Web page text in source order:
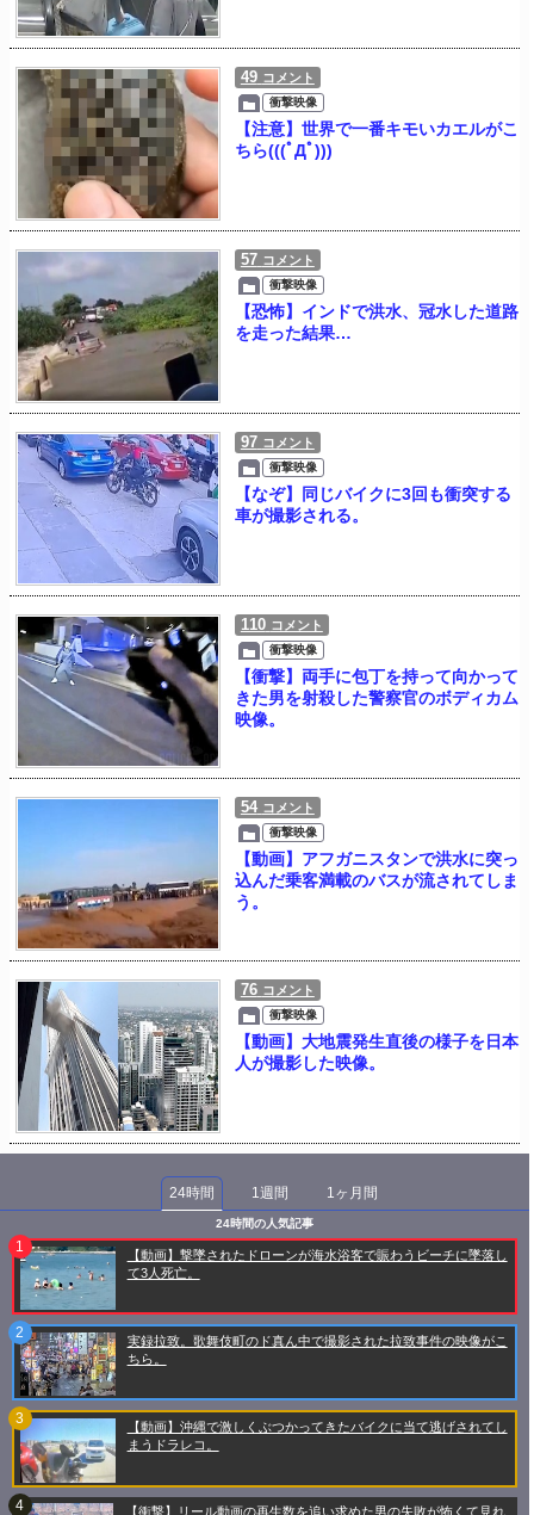
49 コメント
衝撃映像
【注意】世界で一番キモいカエルがこ
ちら(((ﾟДﾟ)))
57 コメント
衝撃映像
【恐怖】インドで洪水、冠水した道路
を走った結果…
97 コメント
衝撃映像
【なぞ】同じバイクに3回も衝突する
車が撮影される。
110 コメント
衝撃映像
【衝撃】両手に包丁を持って向かって
きた男を射殺した警察官のボディカム
映像。
54 コメント
衝撃映像
【動画】アフガニスタンで洪水に突っ
込んだ乗客満載のバスが流されてしま
う。
76 コメント
衝撃映像
【動画】大地震発生直後の様子を日本
人が撮影した映像。
24時間 1週間 1ヶ月間
24時間の人気記事
【動画】撃墜されたドローンが海水浴客で賑わうビーチに墜落し
て3人死亡。
実録拉致。歌舞伎町のド真ん中で撮影された拉致事件の映像がこ
ちら。
【動画】沖縄で激しくぶつかってきたバイクに当て逃げされてし
まうドラレコ。
【衝撃】リール動画の再生数を追い求めた男の失敗が怖くて見れ